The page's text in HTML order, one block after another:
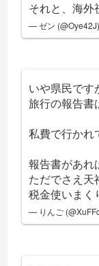
それと、海外
— ゼン
いや県民です
旅行の報告書
私費で行かれ
報告書があれ
ただでさえ天
税金使いまく
— りんご